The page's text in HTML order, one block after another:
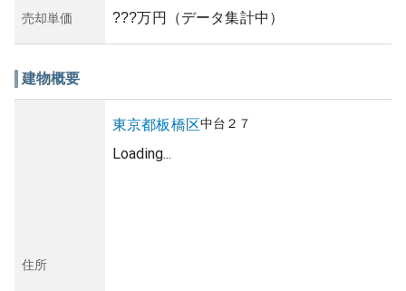
いった共同体としての要素を持ちます。ただ、大規模コミ
ュニティのため、全体が万一の災害や環境変動に対するレ
ジリエンスを保持しているというメリットがあり、資産保
待できます。
売却単価 ???万円（データ集計中）
建物概要
住所
東京都板橋区中台 ２７
Loading...